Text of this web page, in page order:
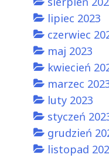
lipiec 2023
czerwiec
maj 2023
kwiecień
marzec
luty 2023
styczeń
grudzień
listopad